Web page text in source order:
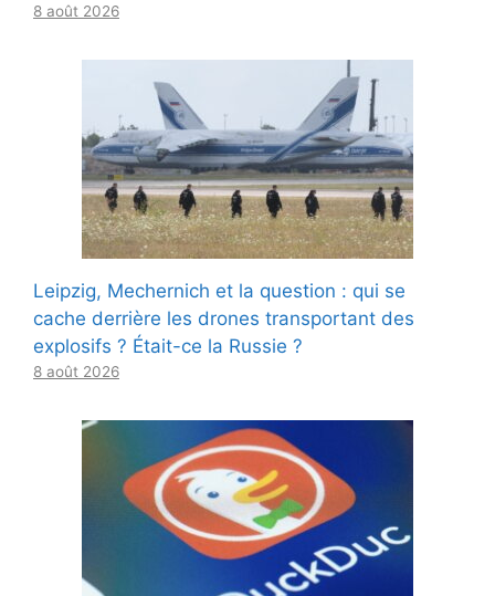
8 août 2026
Leipzig, Mechernich et la question : qui se
cache derrière les drones transportant des
explosifs ? Était-ce la Russie ?
8 août 2026